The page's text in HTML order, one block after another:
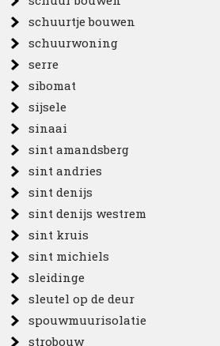
schuurtje bouwen
schuurwoning
serre
sibomat
sijsele
sinaai
sint amandsberg
sint andries
sint denijs
sint denijs westrem
sint kruis
sint michiels
sleidinge
sleutel op de deur
spouwmuurisolatie
strobouw